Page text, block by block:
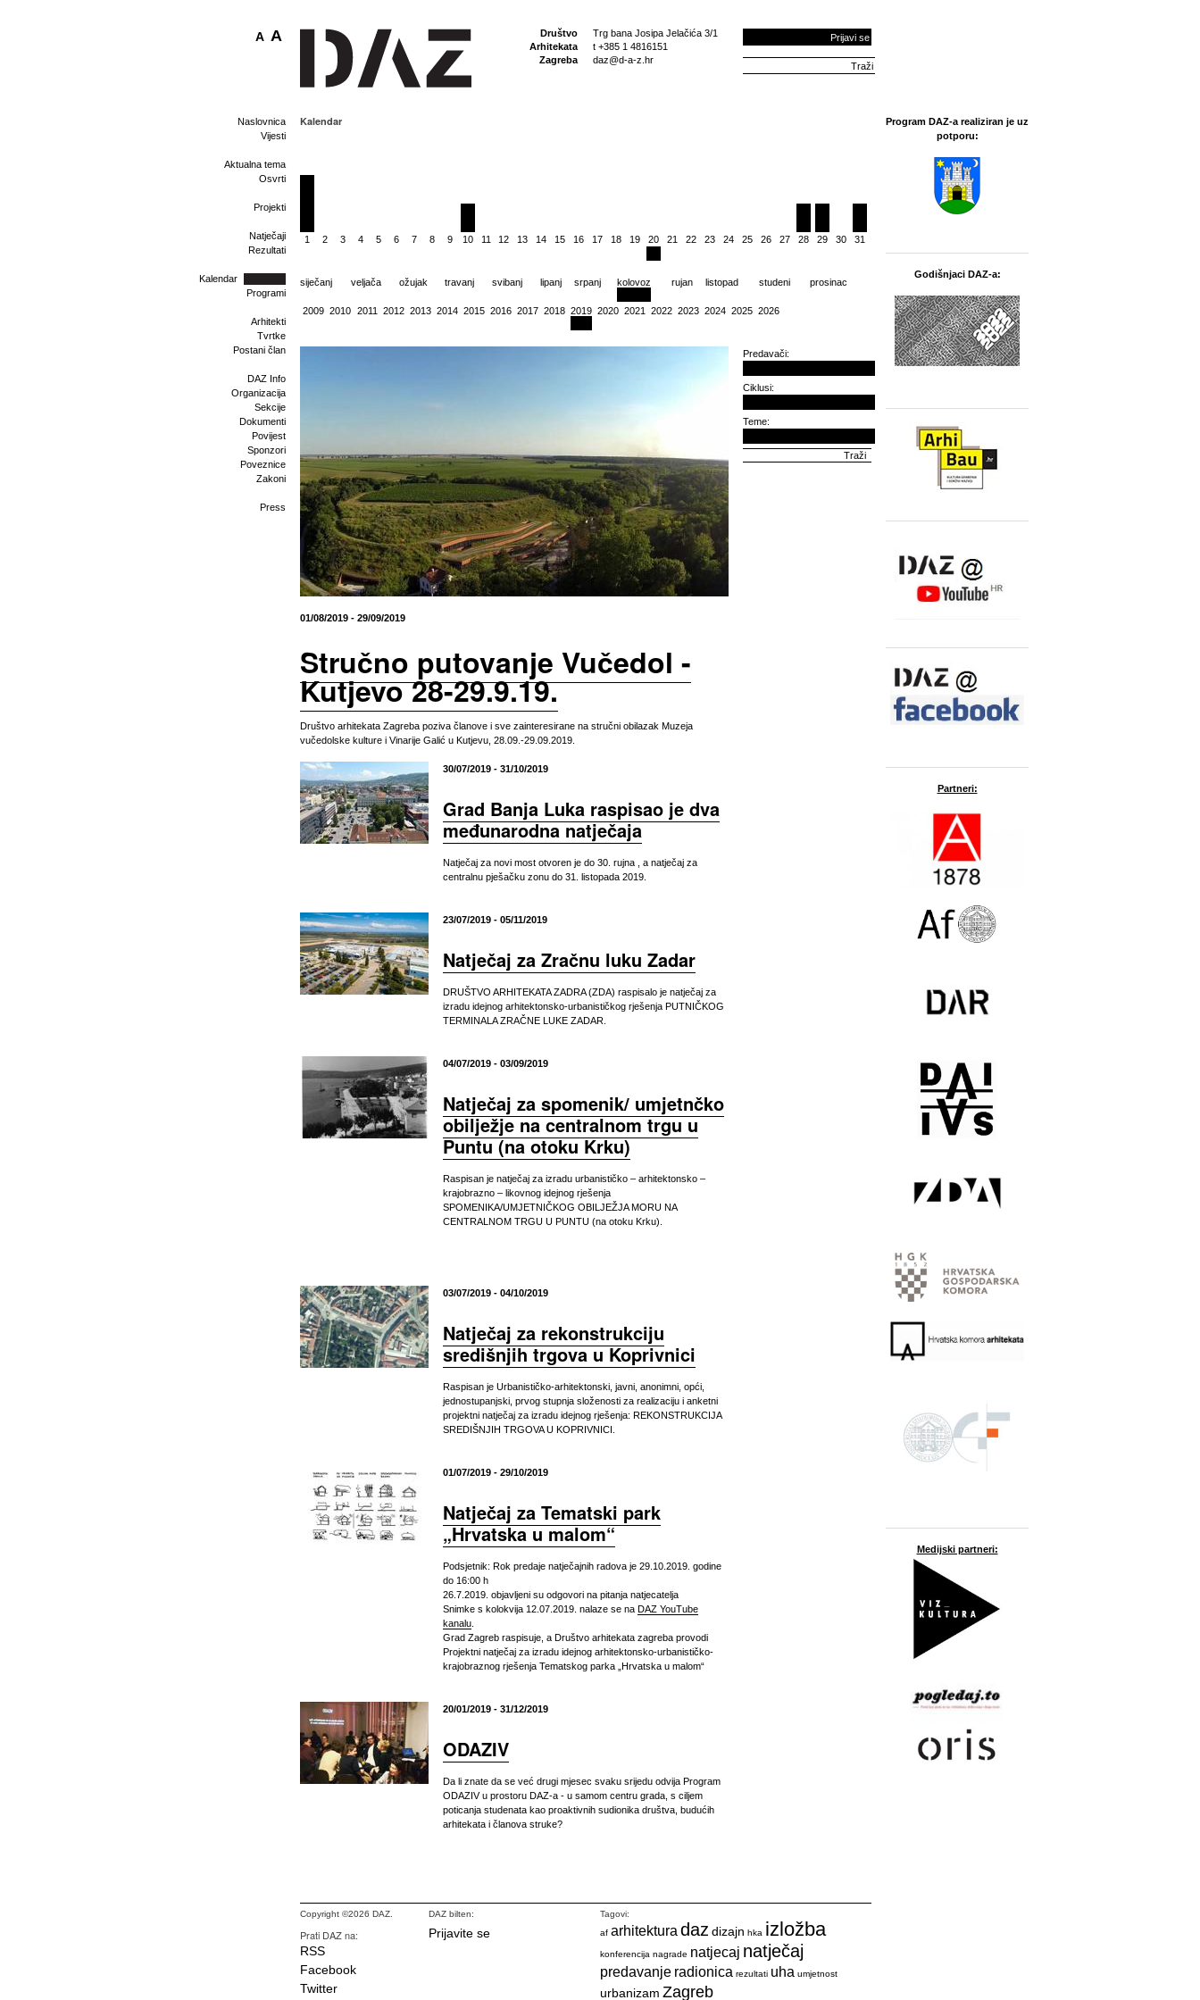
Društvo
Arhitekata
Zagreba
Trg bana Josipa Jelačića 3/1
t +385 1 4816151
daz@d-a-z.hr
Prijavi se
A A
Naslovnica
Vijesti
Aktualna tema
Osvrti
Projekti
Natječaji
Rezultati
Kalendar
Programi
Arhitekti
Tvrtke
Postani član
DAZ Info
Organizacija
Sekcije
Dokumenti
Povijest
Sponzori
Poveznice
Zakoni
Press
Kalendar
1 2 3 4 5 6 7 8 9 10 11 12 13 14 15 16 17 18 19 20 21 22 23 24 25 26 27 28 29 30 31
siječanj veljača ožujak travanj svibanj lipanj srpanj kolovoz rujan listopad studeni prosinac
2009 2010 2011 2012 2013 2014 2015 2016 2017 2018 2019 2020 2021 2022 2023 2024 2025 2026
01/08/2019 - 29/09/2019
Stručno putovanje Vučedol -
Kutjevo 28-29.9.19.
Društvo arhitekata Zagreba poziva članove i sve zainteresirane na stručni obilazak Muzeja
vučedolske kulture i Vinarije Galić u Kutjevu, 28.09.-29.09.2019.
30/07/2019 - 31/10/2019
Grad Banja Luka raspisao je dva
međunarodna natječaja
Natječaj za novi most otvoren je do 30. rujna , a natječaj za
centralnu pješačku zonu do 31. listopada 2019.
23/07/2019 - 05/11/2019
Natječaj za Zračnu luku Zadar
DRUŠTVO ARHITEKATA ZADRA (ZDA) raspisalo je natječaj za
izradu idejnog arhitektonsko-urbanističkog rješenja PUTNIČKOG
TERMINALA ZRAČNE LUKE ZADAR.
04/07/2019 - 03/09/2019
Natječaj za spomenik/ umjetnčko
obilježje na centralnom trgu u
Puntu (na otoku Krku)
Raspisan je natječaj za izradu urbanističko – arhitektonsko –
krajobrazno – likovnog idejnog rješenja
SPOMENIKA/UMJETNIČKOG OBILJEŽJA MORU NA
CENTRALNOM TRGU U PUNTU (na otoku Krku).
03/07/2019 - 04/10/2019
Natječaj za rekonstrukciju
središnjih trgova u Koprivnici
Raspisan je Urbanističko-arhitektonski, javni, anonimni, opći,
jednostupanjski, prvog stupnja složenosti za realizaciju i anketni
projektni natječaj za izradu idejnog rješenja: REKONSTRUKCIJA
SREDIŠNJIH TRGOVA U KOPRIVNICI.
01/07/2019 - 29/10/2019
Natječaj za Tematski park
„Hrvatska u malom“
Podsjetnik: Rok predaje natječajnih radova je 29.10.2019. godine
do 16:00 h
26.7.2019. objavljeni su odgovori na pitanja natjecatelja
Snimke s kolokvija 12.07.2019. nalaze se na DAZ YouTube
kanalu
Grad Zagreb raspisuje, a Društvo arhitekata zagreba provodi
Projektni natječaj za izradu idejnog arhitektonsko-urbanističko-
krajobraznog rješenja Tematskog parka „Hrvatska u malom“
20/01/2019 - 31/12/2019
ODAZIV
Da li znate da se već drugi mjesec svaku srijedu odvija Program
ODAZIV u prostoru DAZ-a - u samom centru grada, s ciljem
poticanja studenata kao proaktivnih sudionika društva, budućih
arhitekata i članova struke?
Predavači:
Ciklusi:
Teme:
Program DAZ-a realiziran je uz
potporu:
Godišnjaci DAZ-a:
Partneri:
Medijski partneri:
Copyright ©2026 DAZ.
Prati DAZ na:
RSS
Facebook
Twitter
DAZ bilten:
Prijavite se
Tagovi:
af arhitektura daz dizajn hka izložba
konferencija nagrade natjecaj natječaj
predavanje radionica rezultati uha umjetnost
urbanizam Zagreb